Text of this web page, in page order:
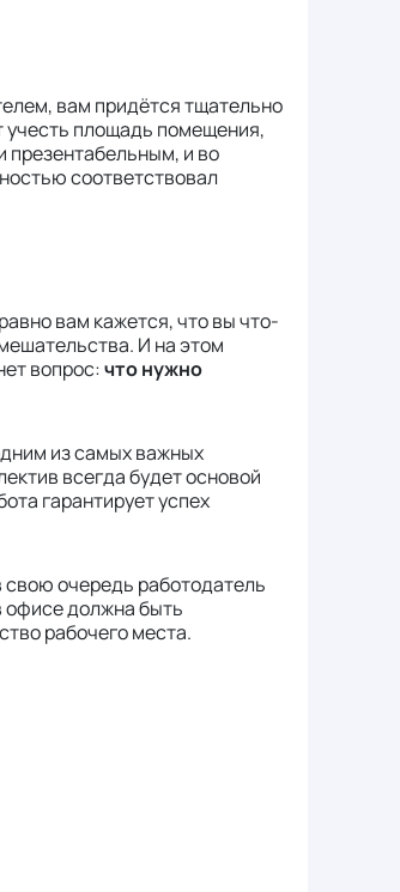
вам придётся тщательно
учесть площадь помещения,
презентабельным, и во
соответствовал
вам кажется, что вы что-
И на этом
вопрос:что нужно
из самых важных
всегда будет основой
гарантирует успех
свою очередь работодатель
офисе должна быть
рабочего места.